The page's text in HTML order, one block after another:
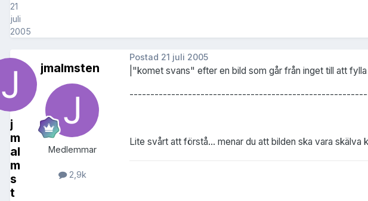
21
juli
2005
j
m
al
m
s
t
jmalmsten
Medlemmar
2,9k
Postad 21 juli 2005
|"komet svans" efter en bild som går från inget till att fylla
Lite svårt att förstå... menar du att bilden ska vara